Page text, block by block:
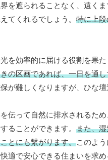
を遮られることなく、遠く
てくれるでしょう。 特に上
を効率的に届ける役割を果
の区画であれば、一日を通
が難しくなりますが、ひな
伝って自然に排水されるた
ることができます。 また、
とにも繋がります。このよ
適で安心できる住まいを求